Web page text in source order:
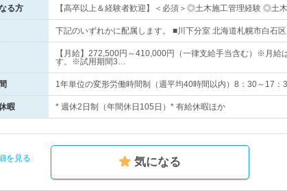
る方 【高卒以上＆経験者歓迎】＜必須＞◎土木施工管理経験 ◎土
下記のいずれかに配属します。 ■川下分室 北海道札幌市白石
【月給】272,500円～410,000円（一律支給手当含む）※月給
す。※試用期間3…
1年単位の変形労働時間制（週平均40時間以内）8：30～17：
暇 * 週休2日制（年間休日105日）* 有給休暇ほか
を見る 気になる